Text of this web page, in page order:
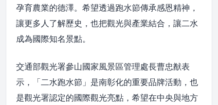
孕育農業的德澤。希望透過跑水節傳承感恩精神，
讓更多人了解歷史，也把觀光與產業結合，讓二水
成為國際知名景點。
交通部觀光署參山國家風景區管理處長曹忠猷表
示，「二水跑水節」是南彰化的重要品牌活動，也
是觀光署認定的國際觀光亮點，希望在中央與地方